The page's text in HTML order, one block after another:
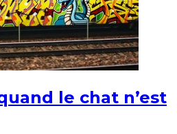
le chat n’est